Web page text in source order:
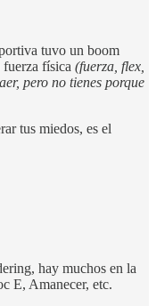
tuvo un boom
física (fuerza, flex,
pero no tienes porque
tus miedos, es el
hay muchos en la
E, Amanecer, etc.